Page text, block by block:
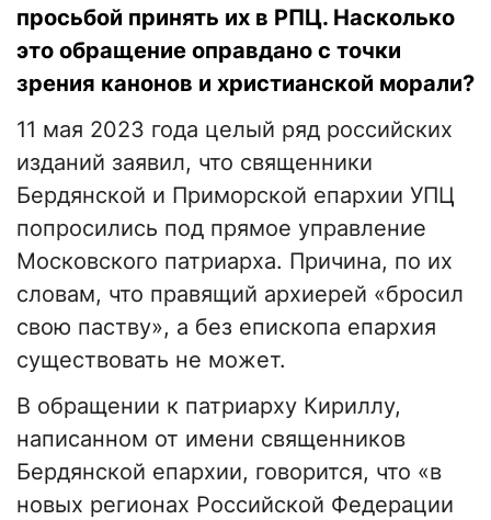
просьбой принять их в РПЦ. Насколько
это обращение оправдано с точки
зрения канонов и христианской морали?
11 мая 2023 года целый ряд российских
изданий заявил, что священники
Бердянской и Приморской епархии УПЦ
попросились под прямое управление
Московского патриарха. Причина, по их
словам, что правящий архиерей «бросил
свою паству», а без епископа епархия
существовать не может.
В обращении к патриарху Кириллу,
написанном от имени священников
Бердянской епархии, говорится, что «в
новых регионах Российской Федерации